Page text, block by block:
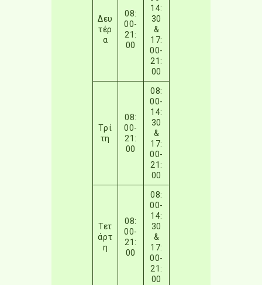
Δευ
τέρ
α
08:
00-
21:
00
14:
30
&
17:
00-
21:
00
Τρί
τη
08:
00-
21:
00
08:
00-
14:
30
&
17:
00-
21:
00
Τετ
άρτ
η
08:
00-
21:
00
08:
00-
14:
30
&
17:
00-
21:
00